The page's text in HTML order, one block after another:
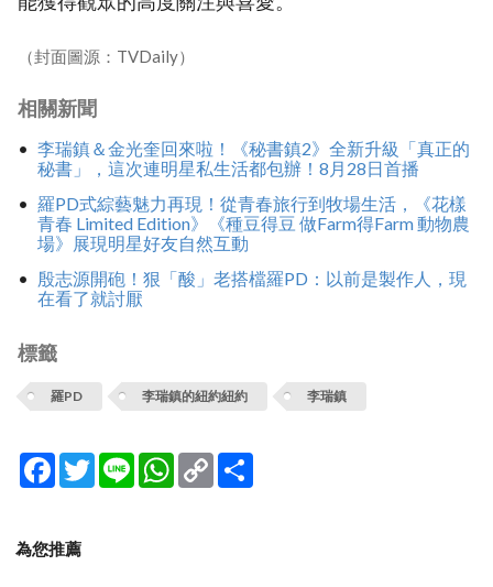
（封面圖源：TVDaily）
相關新聞
李瑞鎮＆金光奎回來啦！《秘書鎮2》全新升級「真正的
秘書」，這次連明星私生活都包辦！8月28日首播
羅PD式綜藝魅力再現！從青春旅行到牧場生活，《花樣
青春 Limited Edition》《種豆得豆 做Farm得Farm 動物農
場》展現明星好友自然互動
殷志源開砲！狠「酸」老搭檔羅PD：以前是製作人，現
在看了就討厭
標籤
羅PD 李瑞鎮的紐約紐約 李瑞鎮
Facebook
TwitterLine WhatsApp
Copy
Link
為您推薦